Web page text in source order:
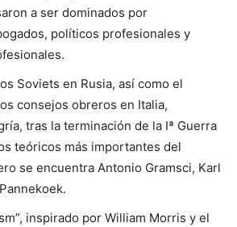
a ser dominados por
políticos profesionales y
Soviets en Rusia, así como el
consejos obreros en Italia,
tras la terminación de la Iª Guerra
teóricos más importantes del
se encuentra Antonio Gramsci, Karl
inspirado por William Morris y el